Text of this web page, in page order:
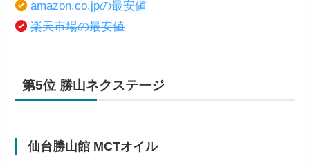
amazon.co.jpの最安値
楽天市場の最安値
第5位 勝山ネクステージ
仙台勝山館 MCTオイル